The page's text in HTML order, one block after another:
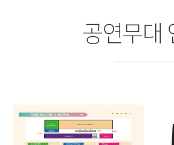
공연무대